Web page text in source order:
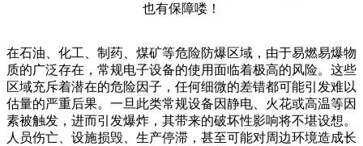
也有保障喽！
在石油、化工、制药、煤矿等危险防爆区域，由于易燃易爆物
质的广泛存在，常规电子设备的使用面临着极高的风险。这些
区域充斥着潜在的危险因子，任何细微的差错都可能引发难以
估量的严重后果。一旦此类常规设备因静电、火花或高温等因
素被触发，进而引发爆炸，其带来的破坏性影响将不堪设想。
人员伤亡、设施损毁、生产停滞，甚至可能对周边环境造成长